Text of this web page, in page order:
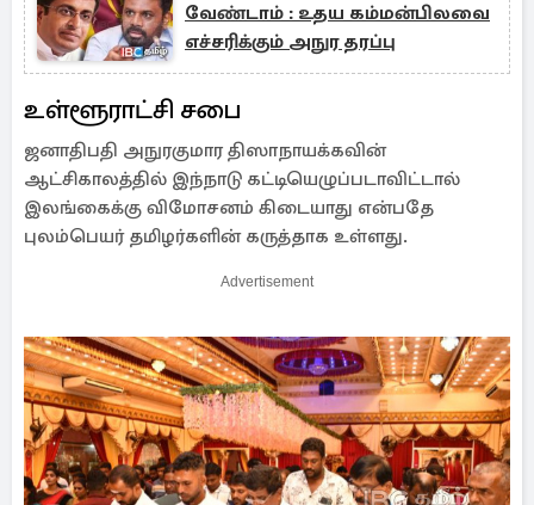
வேண்டாம் : உதய கம்மன்பிலவை
எச்சரிக்கும் அநுர தரப்பு
உள்ளூராட்சி சபை
ஜனாதிபதி அநுரகுமார திஸாநாயக்கவின்
ஆட்சிகாலத்தில் இந்நாடு கட்டியெழுப்படாவிட்டால்
இலங்கைக்கு விமோசனம் கிடையாது என்பதே
புலம்பெயர் தமிழர்களின் கருத்தாக உள்ளது.
Advertisement